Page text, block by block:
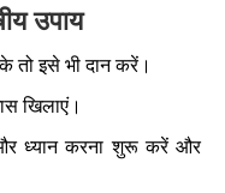
उपाय
तो इसे भी दान करें।
खिलाएं।
ध्यान करना शुरू करें और